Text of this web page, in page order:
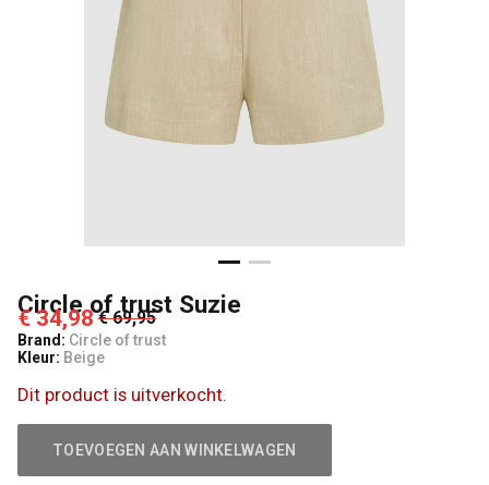
Circle of trust Suzie
€ 34,98 € 69,95
Brand: Circle of trust
Kleur: Beige
Dit product is uitverkocht.
TOEVOEGEN AAN WINKELWAGEN